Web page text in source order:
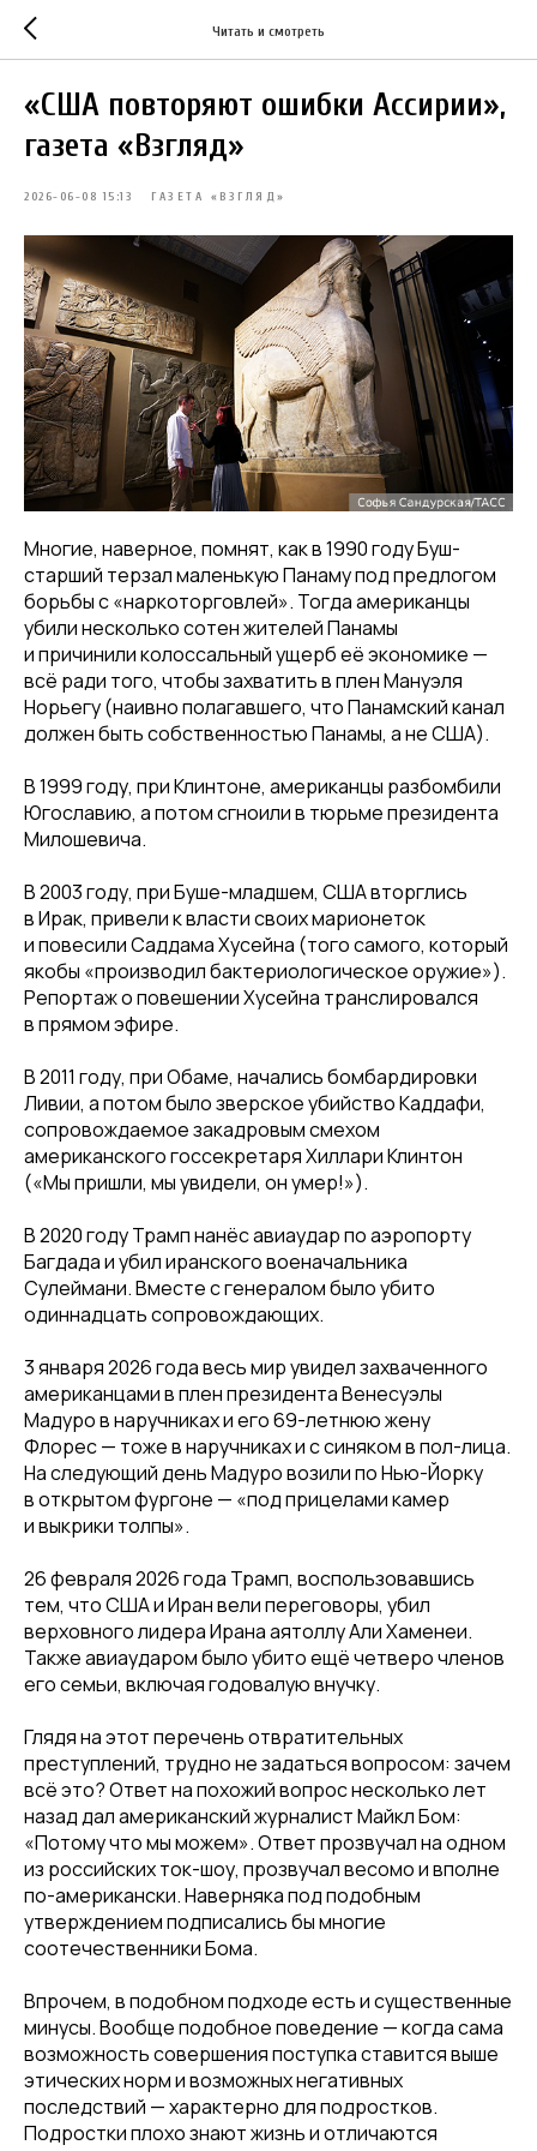
Читать и смотреть
«США повторяют ошибки Ассирии»,
газета «Взгляд»
2026-06-08 15:13 ГАЗЕТА «ВЗГЛЯД»
Многие, наверное, помнят, как в 1990 году Буш-
старший терзал маленькую Панаму под предлогом
борьбы с «наркоторговлей». Тогда американцы
убили несколько сотен жителей Панамы
и причинили колоссальный ущерб её экономике —
всё ради того, чтобы захватить в плен Мануэля
Норьегу (наивно полагавшего, что Панамский канал
должен быть собственностью Панамы, а не США).
В 1999 году, при Клинтоне, американцы разбомбили
Югославию, а потом сгноили в тюрьме президента
Милошевича.
В 2003 году, при Буше-младшем, США вторглись
в Ирак, привели к власти своих марионеток
и повесили Саддама Хусейна (того самого, который
якобы «производил бактериологическое оружие»).
Репортаж о повешении Хусейна транслировался
в прямом эфире.
В 2011 году, при Обаме, начались бомбардировки
Ливии, а потом было зверское убийство Каддафи,
сопровождаемое закадровым смехом
американского госсекретаря Хиллари Клинтон
(«Мы пришли, мы увидели, он умер!»).
В 2020 году Трамп нанёс авиаудар по аэропорту
Багдада и убил иранского военачальника
Сулеймани. Вместе с генералом было убито
одиннадцать сопровождающих.
3 января 2026 года весь мир увидел захваченного
американцами в плен президента Венесуэлы
Мадуро в наручниках и его 69-летнюю жену
Флорес — тоже в наручниках и с синяком в пол-лица.
На следующий день Мадуро возили по Нью-Йорку
в открытом фургоне — «под прицелами камер
и выкрики толпы».
26 февраля 2026 года Трамп, воспользовавшись
тем, что США и Иран вели переговоры, убил
верховного лидера Ирана аятоллу Али Хаменеи.
Также авиаударом было убито ещё четверо членов
его семьи, включая годовалую внучку.
Глядя на этот перечень отвратительных
преступлений, трудно не задаться вопросом: зачем
всё это? Ответ на похожий вопрос несколько лет
назад дал американский журналист Майкл Бом:
«Потому что мы можем». Ответ прозвучал на одном
из российских ток-шоу, прозвучал весомо и вполне
по-американски. Наверняка под подобным
утверждением подписались бы многие
соотечественники Бома.
Впрочем, в подобном подходе есть и существенные
минусы. Вообще подобное поведение — когда сама
возможность совершения поступка ставится выше
этических норм и возможных негативных
последствий — характерно для подростков.
Подростки плохо знают жизнь и отличаются